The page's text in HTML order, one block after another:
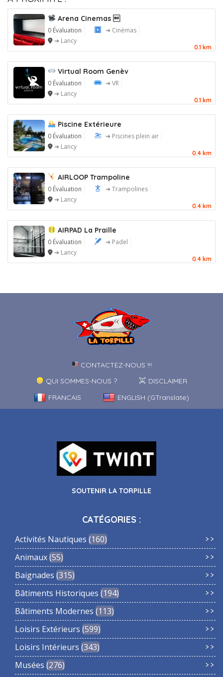
Arena Cinemas 
0 Évaluation
➔ Cinémas
➔ Lancy
0.1 km
Virtual Room Genèv
0 Évaluation
➔ VR
➔ Lancy
0.1 km
Piscine Extérieure
0 Évaluation
➔ Piscines plein air
➔ Lancy
0.4 km
AIRLOOP Trampoline
0 Évaluation
➔ Trampolines
➔ Lancy
0.4 km
AIRPAD La Praille
0 Évaluation
➔ Padel
➔ Lancy
0.4 km
CONTACTEZ-NOUS !!!
QUI SOMMES-NOUS ?
DISCLAIMER
FRANCAIS
ENGLISH (GTranslate)
SOUTENIR LA TORPILLE
CATÉGORIES :
Activités Nautiques 160
Animaux 55
Baignades 315
Bâtiments Historiques 194
Bâtiments Modernes 113
Loisirs Extérieurs 599
Loisirs Intérieurs 343
Musées 276